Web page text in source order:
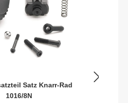
Satz Knarr-Rad
1016/8N